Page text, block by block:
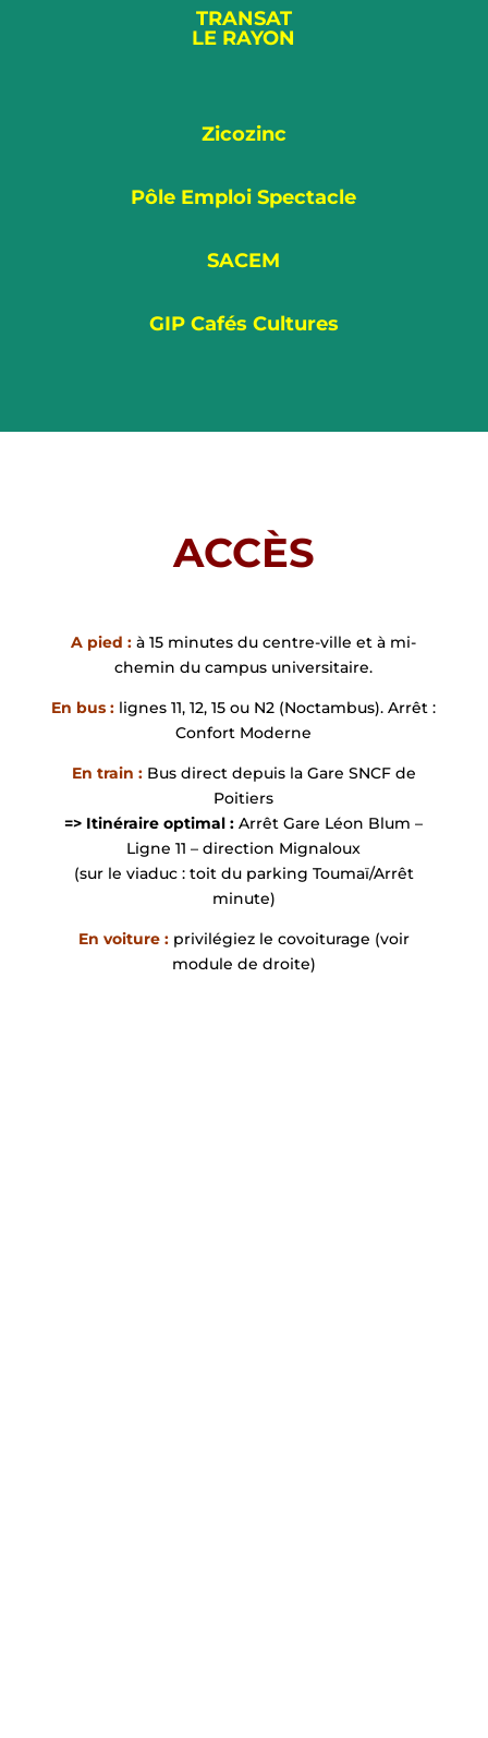
TRANSAT
LE RAYON
Zicozinc
Pôle Emploi Spectacle
SACEM
GIP Cafés Cultures
ACCÈS
A pied : à 15 minutes du centre-ville et à mi-
chemin du campus universitaire.
En bus : lignes 11, 12, 15 ou N2 (Noctambus). Arrêt :
Confort Moderne
En train : Bus direct depuis la Gare SNCF de
Poitiers
=> Itinéraire optimal : Arrêt Gare Léon Blum –
Ligne 11 – direction Mignaloux
(sur le viaduc : toit du parking Toumaï/Arrêt
minute)
En voiture : privilégiez le covoiturage (voir
module de droite)